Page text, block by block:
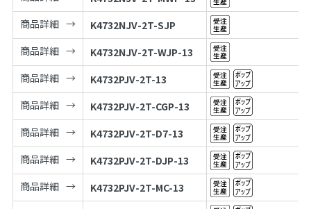
商品詳細
K4732NJV-2T-SJP
商品詳細
K4732NJV-2T-WJP-13
商品詳細
K4732PJV-2T-13
商品詳細
K4732PJV-2T-CGP-13
商品詳細
K4732PJV-2T-D7-13
商品詳細
K4732PJV-2T-DJP-13
商品詳細
K4732PJV-2T-MC-13